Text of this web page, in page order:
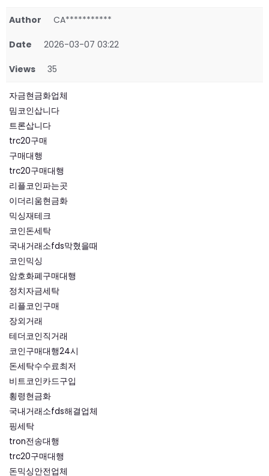
Author CA***********
Date 2026-03-07 03:22
Views 35
자금현금화업체
밈코인삽니다
트론삽니다
trc20구매
구매대행
trc20구매대행
리플코인파는곳
이더리움현금화
믹싱재테크
코인돈세탁
국내거래소fds막혔을때
코인믹싱
암호화폐구매대행
정치자금세탁
리플코인구매
장외거래
테더코인직거래
코인구매대행24시
돈세탁수수료최저
비트코인카드구입
횡령현금화
국내거래소fds해결업체
핑세탁
tron전송대행
trc20구매대행
돈믹싱안전업체